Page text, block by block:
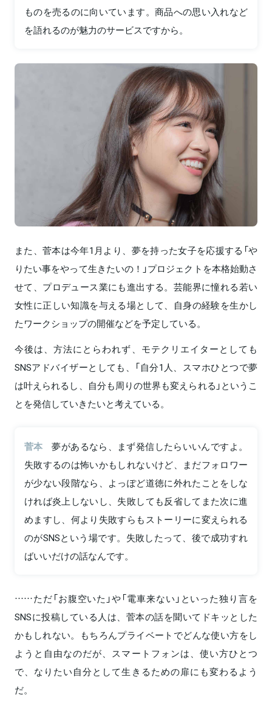
ものを売るのに向いています。商品への思い入れなど
を語れるのが魅力のサービスですから。
また、菅本は今年1月より、夢を持った女子を応援する「や
りたい事をやって生きたいの！」プロジェクトを本格始動さ
せて、プロデュース業にも進出する。芸能界に憧れる若い
女性に正しい知識を与える場として、自身の経験を生かし
たワークショップの開催などを予定している。
今後は、方法にとらわれず、モテクリエイターとしても
SNSアドバイザーとしても、「自分1人、スマホひとつで夢
は叶えられるし、自分も周りの世界も変えられる」というこ
とを発信していきたいと考えている。
菅本
夢があるなら、まず発信したらいいんですよ。
失敗するのは怖いかもしれないけど、まだフォロワー
が少ない段階なら、よっぽど道徳に外れたことをしな
ければ炎上しないし、失敗しても反省してまた次に進
めますし、何より失敗すらもストーリーに変えられる
のがSNSという場です。失敗したって、後で成功すれ
ばいいだけの話なんです。
……ただ「お腹空いた」や「電車来ない」といった独り言を
SNSに投稿している人は、菅本の話を聞いてドキッとした
かもしれない。もちろんプライベートでどんな使い方をし
ようと自由なのだが、スマートフォンは、使い方ひとつ
で、なりたい自分として生きるための扉にも変わるよう
だ。